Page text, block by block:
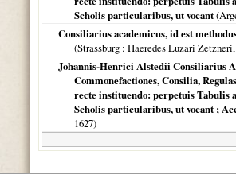
Scholis particularibus, ut vocant(
Consiliarius academicus, id est
(Strassburg : Haeredes Luzari
Johannis-Henrici Alstedii Consiliarius
Commonefactiones, Consilia,
recte instituendo: perpetuis
Scholis particularibus, ut vocant ;
1627)